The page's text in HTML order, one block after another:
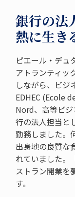
銀行の法
熱に生き
ピエール・デュ
アトランティッ
しながら、ビジ
EDHEC (Ecole
Nord、高等ビ
行の法人担当と
勤務しました。
出身地の良質な
れていました。
ストラン開業を
す。